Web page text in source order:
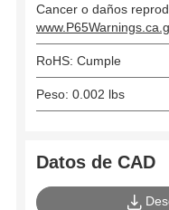
Cancer o daños
RoHS: Cumple
Peso: 0.002 lbs
Datos de CAD